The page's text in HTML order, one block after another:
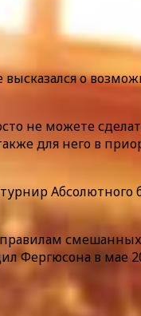
о
не можете
для него в
Абсолютного
правилам
Фергюсона в мае